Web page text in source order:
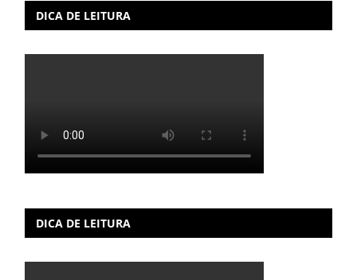
DICA DE LEITURA
DICA DE LEITURA